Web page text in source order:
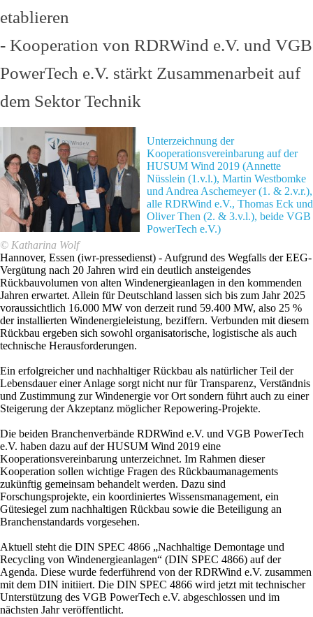
etablieren
- Kooperation von RDRWind e.V. und VGB
PowerTech e.V. stärkt Zusammenarbeit auf
dem Sektor Technik
Unterzeichnung der
Kooperationsvereinbarung auf der
HUSUM Wind 2019 (Annette
Nüsslein (1.v.l.), Martin Westbomke
und Andrea Aschemeyer (1. & 2.v.r.),
alle RDRWind e.V., Thomas Eck und
Oliver Then (2. & 3.v.l.), beide VGB
PowerTech e.V.)
© Katharina Wolf
Hannover, Essen (iwr-pressedienst) - Aufgrund des Wegfalls der EEG-
Vergütung nach 20 Jahren wird ein deutlich ansteigendes
Rückbauvolumen von alten Windenergieanlagen in den kommenden
Jahren erwartet. Allein für Deutschland lassen sich bis zum Jahr 2025
voraussichtlich 16.000 MW von derzeit rund 59.400 MW, also 25 %
der installierten Windenergieleistung, beziffern. Verbunden mit diesem
Rückbau ergeben sich sowohl organisatorische, logistische als auch
technische Herausforderungen.
Ein erfolgreicher und nachhaltiger Rückbau als natürlicher Teil der
Lebensdauer einer Anlage sorgt nicht nur für Transparenz, Verständnis
und Zustimmung zur Windenergie vor Ort sondern führt auch zu einer
Steigerung der Akzeptanz möglicher Repowering-Projekte.
Die beiden Branchenverbände RDRWind e.V. und VGB PowerTech
e.V. haben dazu auf der HUSUM Wind 2019 eine
Kooperationsvereinbarung unterzeichnet. Im Rahmen dieser
Kooperation sollen wichtige Fragen des Rückbaumanagements
zukünftig gemeinsam behandelt werden. Dazu sind
Forschungsprojekte, ein koordiniertes Wissensmanagement, ein
Gütesiegel zum nachhaltigen Rückbau sowie die Beteiligung an
Branchenstandards vorgesehen.
Aktuell steht die DIN SPEC 4866 „Nachhaltige Demontage und
Recycling von Windenergieanlagen“ (DIN SPEC 4866) auf der
Agenda. Diese wurde federführend von der RDRWind e.V. zusammen
mit dem DIN initiiert. Die DIN SPEC 4866 wird jetzt mit technischer
Unterstützung des VGB PowerTech e.V. abgeschlossen und im
nächsten Jahr veröffentlicht.